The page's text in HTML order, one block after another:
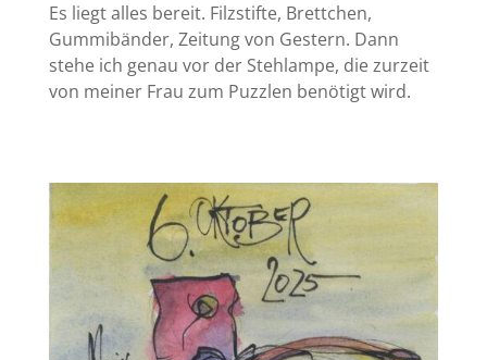
Es liegt alles bereit. Filzstifte, Brettchen,
Gummibänder, Zeitung von Gestern. Dann
stehe ich genau vor der Stehlampe, die zurzeit
von meiner Frau zum Puzzlen benötigt wird.